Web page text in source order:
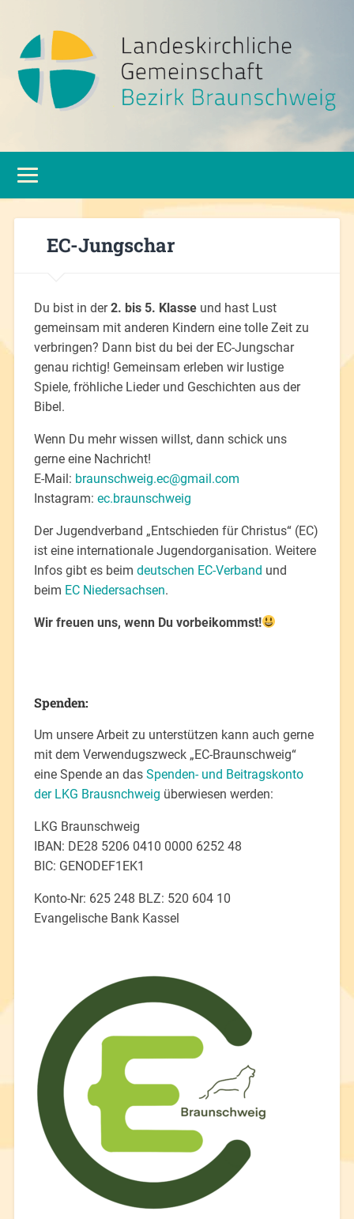
EC-Jungschar
Du bist in der2. bis 5. Klasseund hast Lust
gemeinsam mit anderen Kindern eine tolle Zeit zu
verbringen? Dann bist du bei der EC-Jungschar
genau richtig! Gemeinsam erleben wir lustige
Spiele, fröhliche Lieder und Geschichten aus der
Bibel.
Wenn Du mehr wissen willst, dann schick uns
gerne eine Nachricht!
E-Mail: braunschweig.ec@gmail.com
Instagram: ec.braunschweig
Der Jugendverband „Entschieden für Christus“ (EC)
ist eine internationale Jugendorganisation. Weitere
Infos gibt es beim deutschen EC-Verband und
beim EC Niedersachsen.
Wir freuen uns, wenn Du vorbeikommst!
Spenden:
Um unsere Arbeit zu unterstützen kann auch gerne
mit dem Verwendugszweck „EC-Braunschweig“
eine Spende an das Spenden- und Beitragskonto
der LKG Brausnchweig überwiesen werden:
LKG Braunschweig
IBAN: DE28 5206 0410 0000 6252 48
BIC: GENODEF1EK1
Konto-Nr: 625 248 BLZ: 520 604 10
Evangelische Bank Kassel